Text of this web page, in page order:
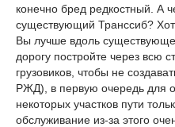
конечно бред редкостный. А
существующий Транссиб?
Вы лучше вдоль
дорогу постройте через всю
грузовиков, чтобы не
РЖД), в первую очередь для
некоторых участков пути
обслуживание из-за этого